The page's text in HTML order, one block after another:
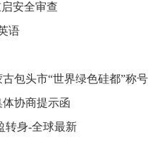
安全审查
语
包头市“世界绿色硅都”称号
协商提示函
转身-全球最新